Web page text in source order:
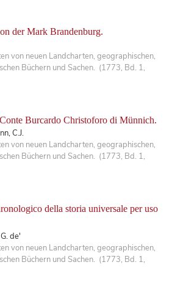
der Mark Brandenburg.
von neuen Landcharten, geographischen,
Büchern und Sachen. (1773, Bd. 1,
Burcardo Christoforo di Münnich.
C.J.
von neuen Landcharten, geographischen,
Büchern und Sachen. (1773, Bd. 1,
della storia universale per uso
de'
von neuen Landcharten, geographischen,
Büchern und Sachen. (1773, Bd. 1,